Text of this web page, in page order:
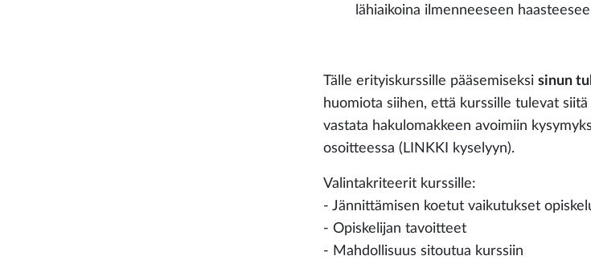
lähiaikoina ilmenneeseen
Tälle erityiskurssille pääsemiseksi sinun
huomiota siihen, että kurssille tulevat
vastata hakulomakkeen avoimiin
osoitteessa (LINKKI kyselyyn).
Valintakriteerit kurssille:
‐ Jännittämisen koetut vaikutukset
‐ Opiskelijan tavoitteet
‐ Mahdollisuus sitoutua kurssiin